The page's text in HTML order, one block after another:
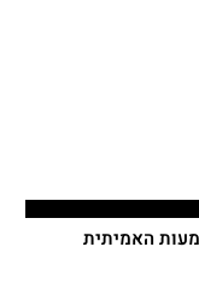
האמיתית